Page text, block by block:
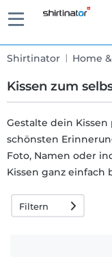
Shirtinator Home
Kissen zum
Schnelle
Lieferung
30 Tage
Gestalte dein
schönsten
Foto, Namen oder
Kissen ganz einfach
Filtern